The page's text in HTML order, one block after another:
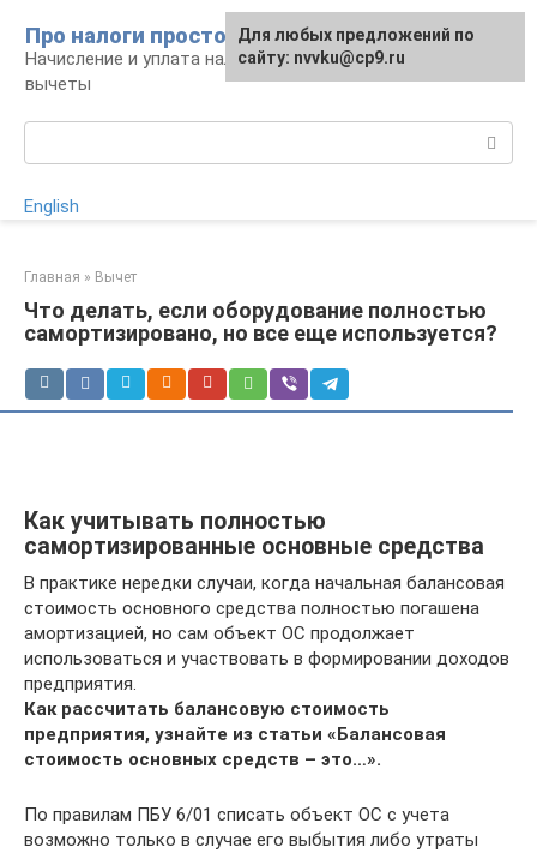
контенту
Про налоги просто
Начисление и уплата налогов, налоговые
вычеты
English
Главная » Вычет
Что делать, если оборудование полностью
самортизировано, но все еще используется?
Как учитывать полностью
самортизированные основные средства
В практике нередки случаи, когда начальная балансовая
стоимость основного средства полностью погашена
амортизацией, но сам объект ОС продолжает
использоваться и участвовать в формировании доходов
предприятия.
Как рассчитать балансовую стоимость
предприятия, узнайте из статьи «Балансовая
стоимость основных средств – это…».
По правилам ПБУ 6/01 списать объект ОС с учета
возможно только в случае его выбытия либо утраты
Для любых предложений по
сайту: nvvku@cp9.ru